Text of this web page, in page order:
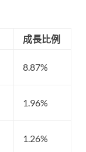
成長比例
8.87%
1.96%
1.26%